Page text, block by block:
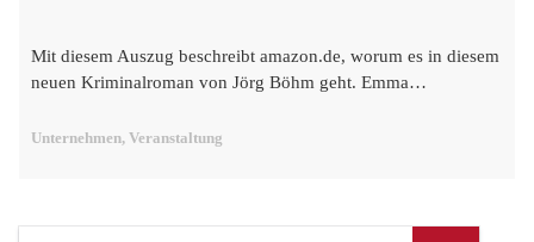
Mit diesem Auszug beschreibt amazon.de, worum es in diesem
neuen Kriminalroman von Jörg Böhm geht. Emma…
Unternehmen, Veranstaltung